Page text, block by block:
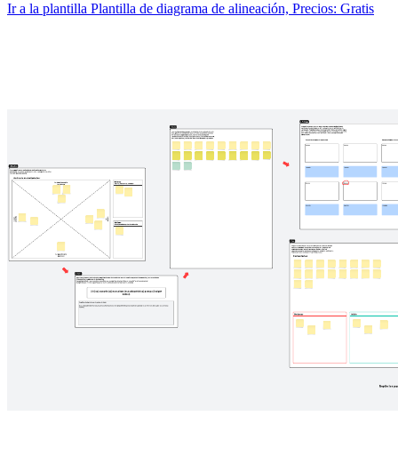
Ir a la plantilla Plantilla de diagrama de alineación, Precios: Gratis